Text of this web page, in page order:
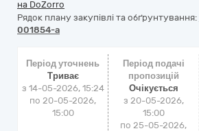
на DoZorro
Рядок плану закупівлі та обґрунтування:
001854-a
Період уточнень
Триває
з 14-05-2026, 15:24
по 20-05-2026,
15:00
Період подачі
пропозицій
Очікується
з 20-05-2026,
15:00
по 25-05-2026,